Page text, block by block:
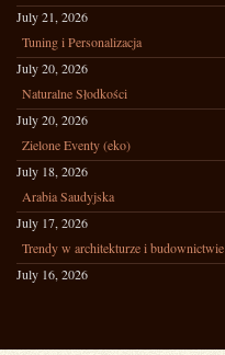
July 21, 2026
Tuning i Personalizacja
July 20, 2026
Naturalne Słodkości
July 20, 2026
Zielone Eventy (eko)
July 18, 2026
Arabia Saudyjska
July 17, 2026
Trendy w architekturze i budownictwie
July 16, 2026